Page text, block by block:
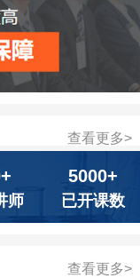
查看更多>
师
5000+
已开课数
查看更多>